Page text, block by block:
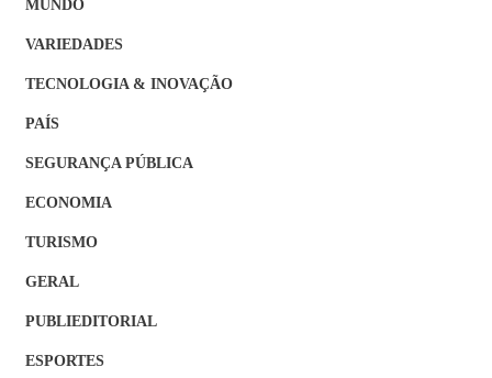
MUNDO
VARIEDADES
TECNOLOGIA & INOVAÇÃO
PAÍS
SEGURANÇA PÚBLICA
ECONOMIA
TURISMO
GERAL
PUBLIEDITORIAL
ESPORTES